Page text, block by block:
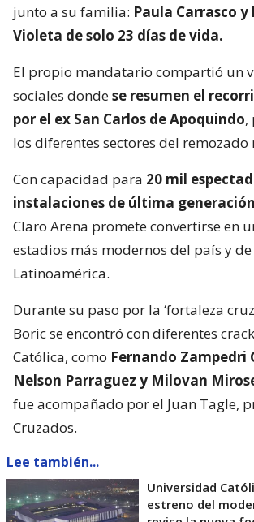
junto a su familia: Paula Carrasco y
Violeta de solo 23 días de vida.
El propio mandatario compartió un
sociales dondese resumen el
por el ex San Carlos de Apoquindo,
los diferentes sectores del remozado
Con capacidad para 20 mil
instalaciones de última generación
Claro Arena promete convertirse en
estadios más modernos del país y de
Latinoamérica.
Durante su paso por la ‘fortaleza
Boric se encontró con diferentes
Católica, como Fernando Zampedri
Nelson Parraguez y Milovan
fue acompañado por el Juan Tagle,
Cruzados.
Lee también...
Universidad
estreno del